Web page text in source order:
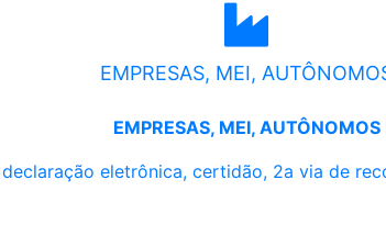
EMPRESAS, MEI,
EMPRESAS, MEI, AUTÔNOMOS
eletrônica, certidão, 2a via de